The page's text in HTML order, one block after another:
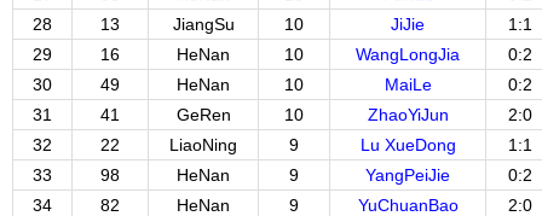
28
13 JiangSu 10 JiJie
1:1
29
16 HeNan 10 WangLongJia
0:2
30
49 HeNan 10 MaiLe
0:2
31
41 GeRen 10 ZhaoYiJun
2:0
32
22 LiaoNing 9 Lu XueDong
1:1
33
98 HeNan 9 YangPeiJie
0:2
34
82 HeNan 9 YuChuanBao
2:0